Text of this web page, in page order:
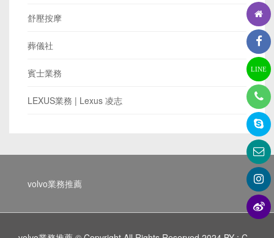
舒壓按摩
葬儀社
賓士業務
LEXUS業務 | Lexus 凌志
volvo業務推薦
LINE